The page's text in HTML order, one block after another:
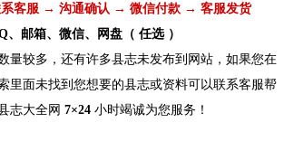
系客服 → 沟通确认 → 微信付款 → 客服发货
、邮箱、微信、网盘（ 任选 ）
量较多，还有许多县志未发布到网站，如果您在
里面未找到您想要的县志或资料可以联系客服帮
志大全网 7×24 小时竭诚为您服务！